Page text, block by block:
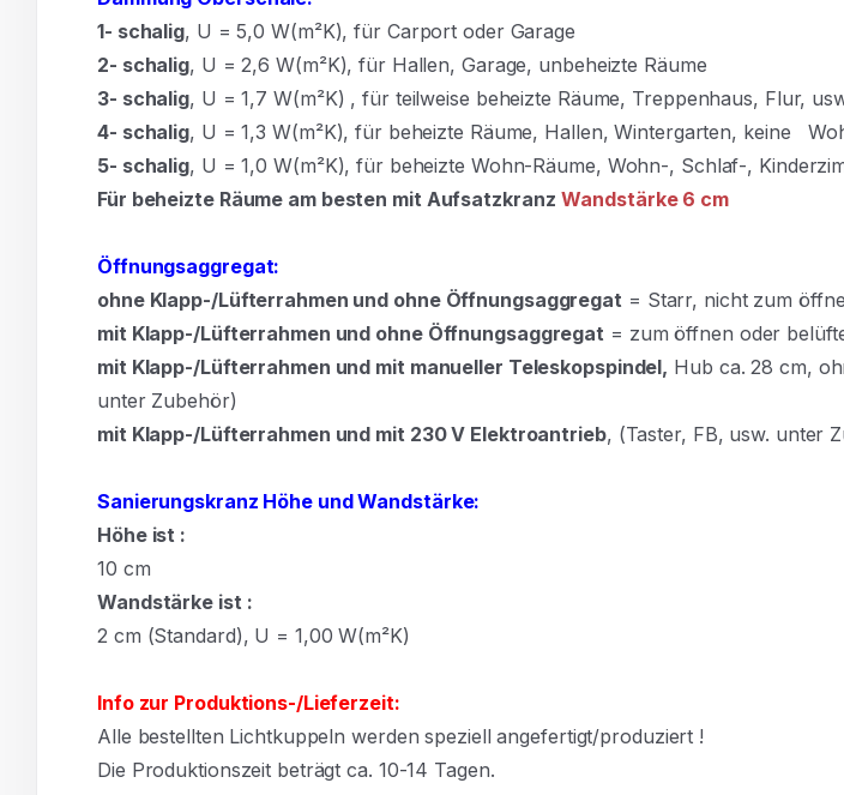
1- schalig, U = 5,0 W(m²K), für Carport oder Garage
2- schalig, U = 2,6 W(m²K), für Hallen, Garage, unbeheizte Räume
3- schalig, U = 1,7 W(m²K) ,für teilweise beheizte Räume, Treppenhaus, Flur,
4- schalig, U = 1,3 W(m²K), für beheizte Räume, Hallen, Wintergarten, keine
5- schalig, U = 1,0 W(m²K), für beheizte Wohn-Räume, Wohn-, Schlaf-,
Für beheizte Räume am besten mit Aufsatzkranz Wandstärke 6 cm
Öffnungsaggregat:
ohne Klapp-/Lüfterrahmen und ohne Öffnungsaggregat = Starr, nicht zum
mit Klapp-/Lüfterrahmen und ohne Öffnungsaggregat = zum öffnen oder
mit Klapp-/Lüfterrahmen und mit manueller Teleskopspindel, Hub ca. 28 cm,
unter Zubehör)
mit Klapp-/Lüfterrahmen und mit 230 V Elektroantrieb, (Taster, FB, usw. unter
Sanierungskranz Höhe und Wandstärke:
Höhe ist :
10 cm
Wandstärke ist :
2 cm (Standard), U = 1,00 W(m²K)
Info zur Produktions-/Lieferzeit:
Alle bestellten Lichtkuppeln werden speziell angefertigt/produziert !
Die Produktionszeit beträgt ca. 10-14 Tagen.